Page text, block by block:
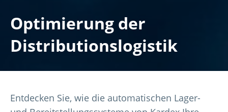
Optimierung der
Distributionslogistik
Entdecken Sie, wie die automatischen Lager-